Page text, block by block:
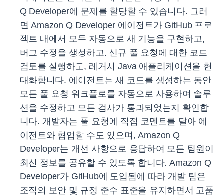
Q Developer에 문제를 할당할 수 있습니다. 그러
면 Amazon Q Developer 에이전트가 GitHub 프로
젝트 내에서 모두 자동으로 새 기능을 구현하고,
버그 수정을 생성하고, 신규 풀 요청에 대한 코드
검토를 실행하고, 레거시 Java 애플리케이션을 현
대화합니다. 에이전트는 새 코드를 생성하는 동안
모든 풀 요청 워크플로를 자동으로 사용하여 솔루
션을 수정하고 모든 검사가 통과되었는지 확인합
니다. 개발자는 풀 요청에 직접 코멘트를 달아 에
이전트와 협업할 수도 있으며, Amazon Q
Developer는 개선 사항으로 응답하여 모든 팀원이
최신 정보를 공유할 수 있도록 합니다. Amazon Q
Developer가 GitHub에 도입됨에 따라 개발 팀은
조직의 보안 및 규정 준수 표준을 유지하면서 고품